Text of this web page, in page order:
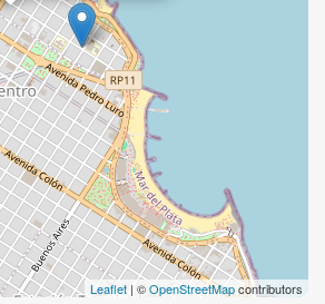
Leaflet | ©OpenStreetMapcontributors